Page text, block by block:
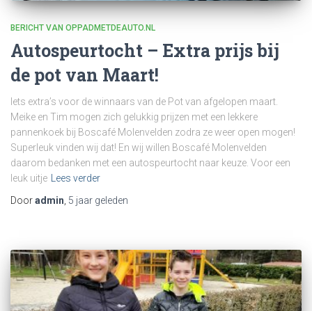
BERICHT VAN OPPADMETDEAUTO.NL
Autospeurtocht – Extra prijs bij
de pot van Maart!
Iets extra’s voor de winnaars van de Pot van afgelopen maart.
Meike en Tim mogen zich gelukkig prijzen met een lekkere
pannenkoek bij Boscafé Molenvelden zodra ze weer open mogen!
Superleuk vinden wij dat! En wij willen Boscafé Molenvelden
daarom bedanken met een autospeurtocht naar keuze. Voor een
leuk uitje
Lees verder
Dooradmin 5 jaar geleden